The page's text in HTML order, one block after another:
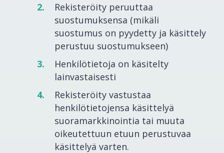
Rekisteröity peruuttaa
suostumuksensa (mikäli
suostumus on pyydetty ja käsittely
perustuu suostumukseen)
Henkilötietoja on käsitelty
lainvastaisesti
Rekisteröity vastustaa
henkilötietojensa käsittelyä
suoramarkkinointia tai muuta
oikeutettuun etuun perustuvaa
käsittelyä varten.